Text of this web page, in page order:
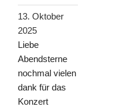
13. Oktober
2025
Liebe
Abendsterne
nochmal vielen
dank für das
Konzert